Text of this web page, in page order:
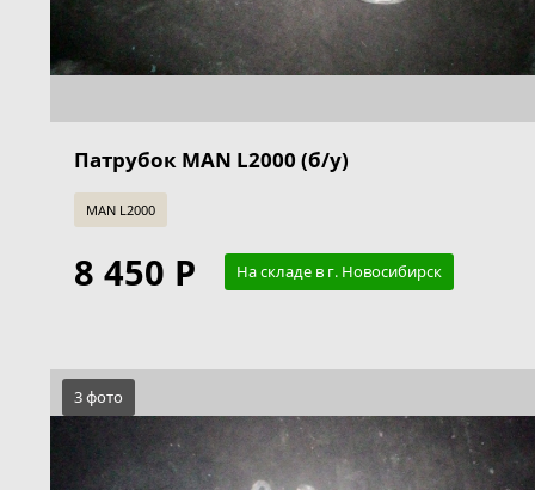
Патрубок MAN L2000 (б/у)
MAN L2000
8 450 Р На складе в г. Новосибирск
3 фото